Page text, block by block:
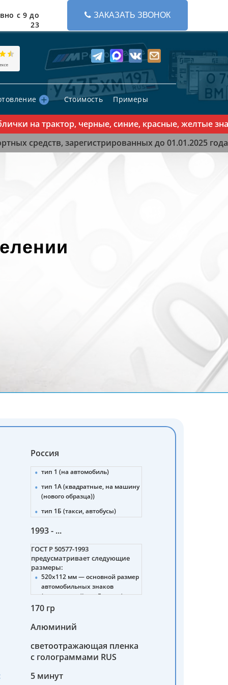
с 9 до
23
ЗАКАЗАТЬ ЗВОНОК
Стоимость Примеры
на трактор, черные, синие, красные, желтые
средств, зарегистрированных до 01.01.2025 года
Россия
тип 1 (на автомобиль)
тип 1А (квадратные, на машину
(нового образца))
тип 1Б (такси, автобусы)
тип 2 (прицепы, полуприцепы)
тип 4 (мотоциклы (нового и
старого образца))
тип 4А (снегоболотоходы,
мотовездеходы)
тип 4Б (мопеды)
прицепы, полуприцепы)
7 (военные тракторы,
8 (военные мотоциклы,
1993 - ...
ГОСТ Р 50577-1993
предусматривает следующие
размеры:
520х112 мм — основной размер
автомобильных знаков
(стандартный для Европы).
288х206 мм — для тракторов,
прицепов.
245х185 мм — для мотоциклов,
мотороллеров, мопедов.
транспортных средств
170 гр
Алюминий
светоотражающая пленка
с голограммами RUS
5 минут